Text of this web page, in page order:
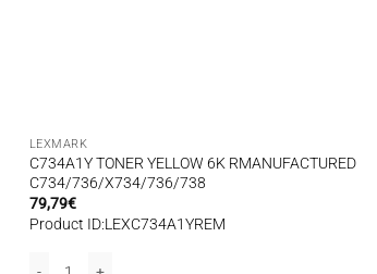
LEXMARK
C734A1Y TONER YELLOW 6K RMANUFACTURED
C734/736/X734/736/738
79,79€
Product ID:LEXC734A1YREM